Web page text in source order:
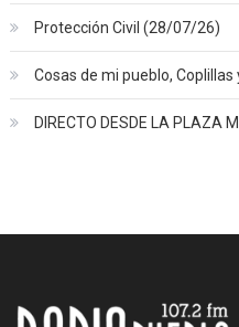
Protección Civil (28/07/26)
Cosas de mi pueblo,
DIRECTO DESDE LA PLAZA